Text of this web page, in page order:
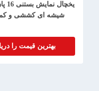
شیشه ای کششی و
بهترین قیمت را